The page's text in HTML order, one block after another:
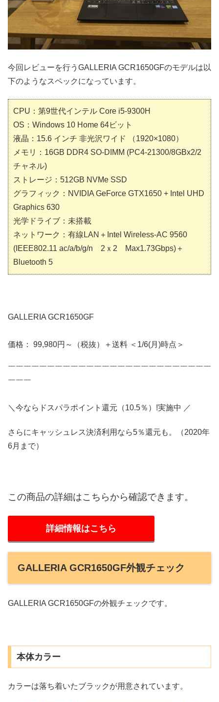
今回レビューを行うGALLERIA GCR1650GFのモデルは以
下のようなスペックになっています。
CPU：第9世代インテル Core i5-9300H
OS：Windows 10 Home 64ビット
液晶：15.6 インチ 非光沢ワイド （1920×1080）
メモリ：16GB DDR4 SO-DIMM (PC4-21300/8GBx2/2
チャネル)
ストレージ：512GB NVMe SSD
グラフィック：NVIDIA GeForce GTX1650 + Intel UHD
Graphics 630
光学ドライブ：未搭載
ネットワーク：有線LAN＋Intel Wireless-AC 9560
(IEEE802.11 ac/a/b/g/n 2ｘ2 Max1.73Gbps)＋
Bluetooth 5
GALLERIA GCR1650GF
価格： 99,980円～（税抜）＋送料 ＜1/6(月)時点＞
￣￣￣￣￣￣￣￣￣￣￣￣￣￣￣￣￣￣￣￣￣￣￣￣￣￣
￣￣￣
＼今ならドスパラポイント還元（10.5％）!実施中 ／
さらにキャッシュレス決済利用なら5％還元も。（2020年
6月まで）
この商品の詳細はこちらから確認できます。
詳細情報はこちら
GALLERIA GCR1650GF外観チェック
GALLERIA GCR1650GFの外観チェックです。
本体カラー
カラーは落ち着いたブラックが用意されています。